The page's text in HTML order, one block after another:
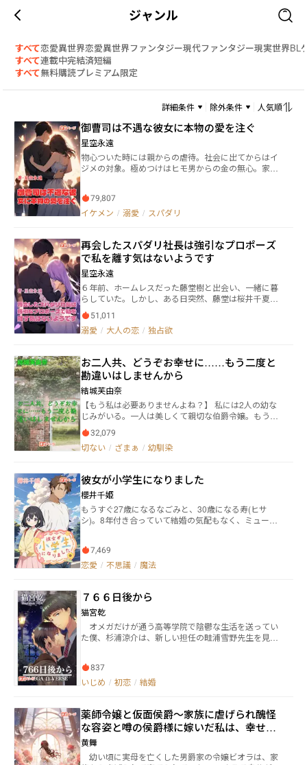
ジャンル
すべて恋愛異世界恋愛異世界ファンタジー現代ファンタジー現実世界BL
すべて連載中完結済短編
すべて無料購読プレミアム限定
詳細条件 除外条件 人気順
御曹司は不遇な彼女に本物の愛を注ぐ
星空永遠
物心ついた時には親からの虐待。社会に出てからはイ
ジメの対象。極めつけはヒモ男からの金の無心。家で
宮寺グループの御曹司である神宮寺隼人だった。その
日から隼人と同棲することとなる。そして、ヒモ男で
ファポリスにて同作品掲載中。
79,807
イケメン / 溺愛 / スパダリ
再会したスパダリ社長は強引なプロポーズ
で私を離す気はないようです
星空永遠
６年前、ホームレスだった藤堂樹と出会い、一緒に暮
らしていた。しかし、ある日突然、藤堂は桜井千夏の
前から姿を消した。それから６年ぶりに再会した藤堂
は藤堂ブランド化粧品の社長になっていた！？結婚を
前提に交際した二人は４５階建てのタマワン最上階で
夏が好きすぎる故に溺愛を超える執着愛で毎日のよう
に愛を囁き続けた。 ◇ベリーズカフェ、アルファポリ
ス、小説家になろう、エブリスタにて同作品掲載中。
51,011
溺愛 / 大人の恋 / 独占欲
お二人共、どうぞお幸せに……もう二度と
勘違いはしませんから
結城芙由奈
【もう私は必要ありませんよね？】 私には2人の幼な
じみがいる。一人は美しくて親切な伯爵令嬢。もう一
人は笑顔が素敵で穏やかな伯爵令息。 その一方、私は
貴族とは名ばかりのしがない男爵家出身だった。けれ
ど2人は身分差に関係なく私に優しく接してくれるとて
ければならない自体に陥る。幼い弟は父の知り合いに
引き取られることになったが、私は住む場所を失って
しまう。 そんな矢先、幼なじみの彼に「一生、面倒を
みてあげるから家においで」と声をかけられた。まる
で夢のような誘いに、私は喜んで彼の元へ身を寄せる
意）
32,079
切ない / ざまぁ / 幼馴染
彼女が小学生になりました
櫻井千姫
もうすぐ27歳になるなごみと、30歳になる寿(ヒサ
シ)。8年付き合っていて結婚の気配もなく、ミュージ
に「なんでも願いが叶うパンドラの箱」を手渡され、
「寿がしっかりしますように」と願いをかけたら、7歳
ごみと、大人になれない寿のラブストーリー。
7,469
恋愛 / 不思議 / 魔法
７６６日後から
猫宮乾
オメガだけが通う高等学院で陰鬱な生活を送ってい
た僕、杉浦涼介は、新しい担任の畦浦雪野先生を見た
う一度言うようにと先生が笑った。そうして卒業から
二年後、僕は先生と再会する。※独自設定を含む、現代
お話です。
837
いじめ / 初恋 / 結婚
薬師令嬢と仮面侯爵〜家族に虐げられ醜怪
な容姿と噂の侯爵様に嫁いだ私は、幸せで
自由で愛される日々を過ごしています
黄舞
幼い頃に実母を亡くした男爵家の令嬢ビオラは、家